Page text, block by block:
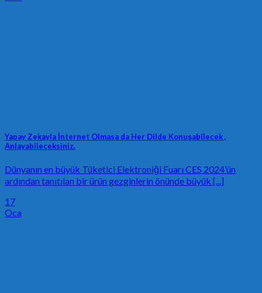
Yapay Zekayla İnternet Olmasa da Her Dilde Konuşabilecek ,
Anlayabileceksiniz.
Dünyanın en büyük Tüketici Elektroniği Fuarı CES 2024’ün
ardından tanıtılan bir ürün gezginlerin önünde büyük [...]
17
Oca